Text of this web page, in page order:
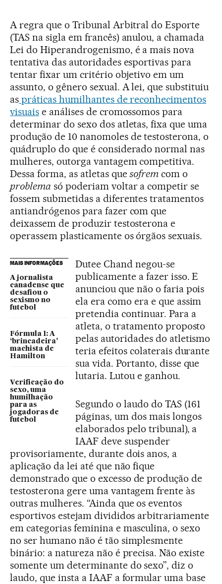
A regra que o Tribunal Arbitral do Esporte
(TAS na sigla em francês) anulou, a chamada
Lei do Hiperandrogenismo, é a mais nova
tentativa das autoridades esportivas para
tentar fixar um critério objetivo em um
assunto, o gênero sexual. A lei, que substituiu
aspráticas humilhantes de reconhecimentos
visuaise análises de cromossomos para
determinar do sexo dos atletas, fixa que uma
produção de 10 nanomoles de testosterona, o
quádruplo do que é considerado normal nas
mulheres, outorga vantagem competitiva.
Dessa forma, as atletas quesofrem com o
problema só poderiam voltar a competir se
fossem submetidas a diferentes tratamentos
antiandrógenos para fazer com que
deixassem de produzir testosterona e
operassem plasticamente os órgãos sexuais.
MAIS INFORMAÇÕES
A jornalista
canadense que
desafiou o
sexismo no
futebol
Fórmula 1: A
‘brincadeira’
machista de
Hamilton
Verificação do
sexo, uma
humilhação
para as
jogadoras de
futebol
Dutee Chand negou-se
publicamente a fazer isso. E
anunciou que não o faria pois
ela era como era e que assim
pretendia continuar. Para a
atleta, o tratamento proposto
pelas autoridades do atletismo
teria efeitos colaterais durante
sua vida. Portanto, disse que
lutaria. Lutou e ganhou.
Segundo o laudo do TAS (161
páginas, um dos mais longos
elaborados pelo tribunal), a
IAAF deve suspender
provisoriamente, durante dois anos, a
aplicação da lei até que não fique
demonstrado que o excesso de produção de
testosterona gere uma vantagem frente às
outras mulheres. “Ainda que os eventos
esportivos estejam divididos arbitrariamente
em categorias feminina e masculina, o sexo
no ser humano não é tão simplesmente
binário: a natureza não é precisa. Não existe
somente um determinante do sexo”, diz o
laudo, que insta a IAAF a formular uma base